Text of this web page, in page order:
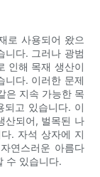
로 사용되어 왔으
니다. 그러나 광범
인해 목재 생산이
니다. 이러한 문제
은 지속 가능한 목
고 있습니다. 이
산되어, 벌목된 나
. 자석 상자에 지
연스러운 아름다
수 있습니다.